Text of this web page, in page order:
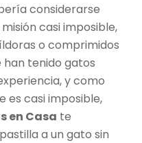
considerarse
casi imposible,
o comprimidos
han tenido gatos
y como
es casi imposible,
en Casa te
a un gato sin